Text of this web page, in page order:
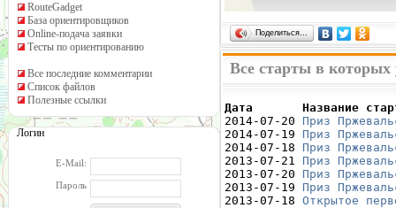
RouteGadget
База ориентировщиков
Online-подача заявки
Тесты по ориентированию
Все последние комментарии
Список файлов
Полезные ссылки
Логин
E-Mail:
Пароль
Поделиться…
Все старты в которых
Дата       Название
2014-07-20 Приз
2014-07-19 Приз
2014-07-18 Приз
2013-07-21 Приз
2013-07-20 Приз
2013-07-19 Приз
2013-07-18 Открытое